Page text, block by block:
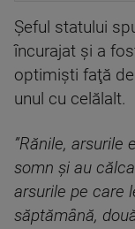
Şeful statului
încurajat şi a
optimişti faţă
unul cu celălalt.
”Rănile, arsurile
somn şi au
arsurile pe care
săptămână,